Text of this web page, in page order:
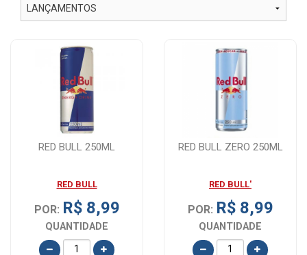
RED BULL 250ML
RED BULL
POR: R$ 8,99
QUANTIDADE
RED BULL ZERO 250ML
RED BULL'
POR: R$ 8,99
QUANTIDADE